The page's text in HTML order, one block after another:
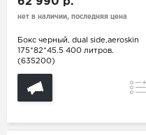
нет в наличии, последняя цена
Бокс черный, dual side,aeroskin
175*82*45.5 400 литров.
(635200)